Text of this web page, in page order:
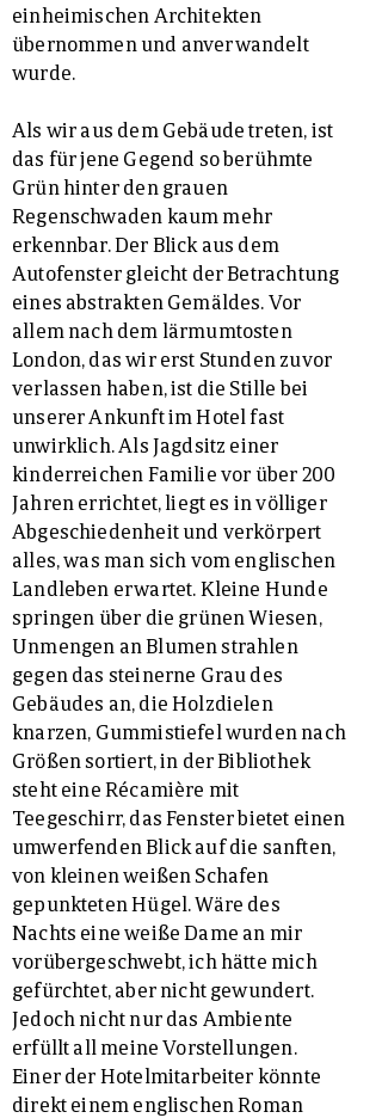
einheimischen Architekten
übernommen und anverwandelt
wurde.
Als wir aus dem Gebäude treten, ist
das für jene Gegend so berühmte
Grün hinter den grauen
Regenschwaden kaum mehr
erkennbar. Der Blick aus dem
Autofenster gleicht der Betrachtung
eines abstrakten Gemäldes. Vor
allem nach dem lärmumtosten
London, das wir erst Stunden zuvor
verlassen haben, ist die Stille bei
unserer Ankunft im Hotel fast
unwirklich. Als Jagdsitz einer
kinderreichen Familie vor über 200
Jahren errichtet, liegt es in völliger
Abgeschiedenheit und verkörpert
alles, was man sich vom englischen
Landleben erwartet. Kleine Hunde
springen über die grünen Wiesen,
Unmengen an Blumen strahlen
gegen das steinerne Grau des
Gebäudes an, die Holzdielen
knarzen, Gummistiefel wurden nach
Größen sortiert, in der Bibliothek
steht eine Récamière mit
Teegeschirr, das Fenster bietet einen
umwerfenden Blick auf die sanften,
von kleinen weißen Schafen
gepunkteten Hügel. Wäre des
Nachts eine weiße Dame an mir
vorübergeschwebt, ich hätte mich
gefürchtet, aber nicht gewundert.
Jedoch nicht nur das Ambiente
erfüllt all meine Vorstellungen.
Einer der Hotelmitarbeiter könnte
direkt einem englischen Roman